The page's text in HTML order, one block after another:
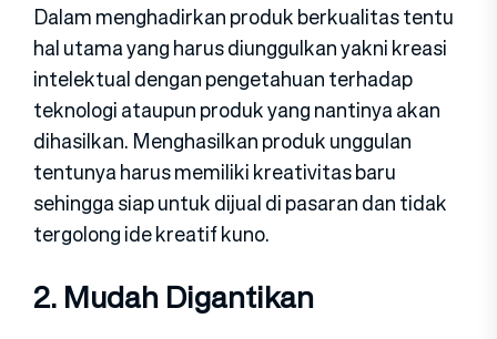
Dalam menghadirkan produk berkualitas tentu
hal utama yang harus diunggulkan yakni kreasi
intelektual dengan pengetahuan terhadap
teknologi ataupun produk yang nantinya akan
dihasilkan. Menghasilkan produk unggulan
tentunya harus memiliki kreativitas baru
sehingga siap untuk dijual di pasaran dan tidak
tergolong ide kreatif kuno.
2. Mudah Digantikan